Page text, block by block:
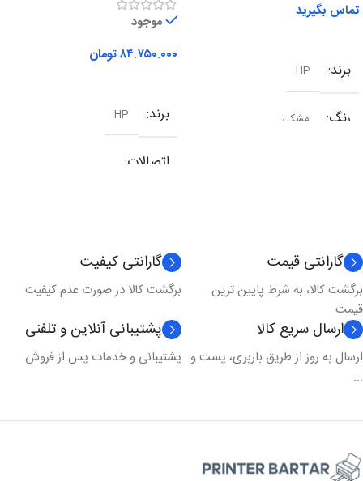
تماس بگیرید
برند HP
رنگ مشکی
موجود
۸۴.۷۵۰.۰۰۰تومان
برند HP
اتصالات
نوع کارکرد
تکنولوژی چاپ لیزری
مدل چاپ
گارانتی قیمت
برگشت کالا، به شرط پایین ترین
قیمت
گارانتی کیفیت
برگشت کالا در صورت عدم کیفیت
ارسال سریع کالا
ارسال به روز از طریق باربری، پست و
...
پشتیبانی آنلاین و تلفنی
پشتیبانی و خدمات پس از فروش